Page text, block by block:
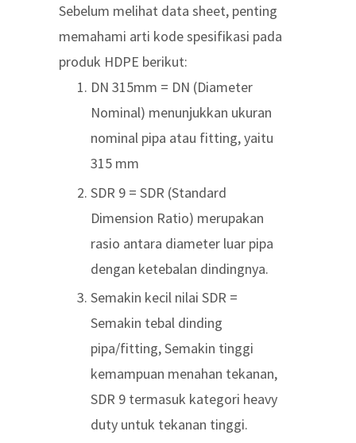
Sebelum melihat data sheet, penting
memahami arti kode spesifikasi pada
produk HDPE berikut:
DN 315mm = DN (Diameter
Nominal) menunjukkan ukuran
nominal pipa atau fitting, yaitu
315 mm
SDR 9 = SDR (Standard
Dimension Ratio) merupakan
rasio antara diameter luar pipa
dengan ketebalan dindingnya.
Semakin kecil nilai SDR =
Semakin tebal dinding
pipa/fitting, Semakin tinggi
kemampuan menahan tekanan,
SDR 9 termasuk kategori heavy
duty untuk tekanan tinggi.